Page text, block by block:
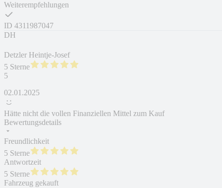
Weiterempfehlungen
ID 4311987047
DH
Detzler Heintje-Josef
5 Sterne
5
02.01.2025
Hätte nicht die vollen Finanziellen Mittel zum Kauf
Bewertungsdetails
Freundlichkeit
5 Sterne
Antwortzeit
5 Sterne
Fahrzeug gekauft